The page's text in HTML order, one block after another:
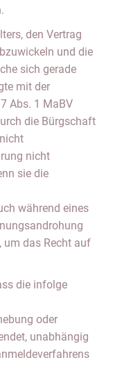
den Vertrag
und die
sich gerade
mit der
Abs. 1 MaBV
die Bürgschaft
nicht
sie die
während eines
um das Recht auf
die infolge
oder
unabhängig